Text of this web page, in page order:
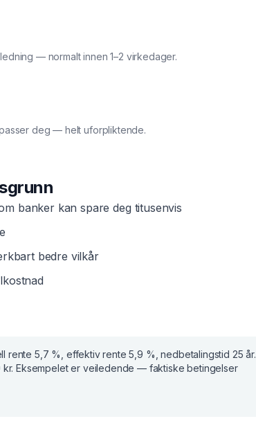
— normalt innen 1–2 virkedager.
deg — helt uforpliktende.
banker kan spare deg titusenvis
bedre vilkår
rente 5,7 % , effektiv rente5,9 % , nedbetalingstid 25 år.
kr. Eksempelet er veiledende — faktiske betingelser